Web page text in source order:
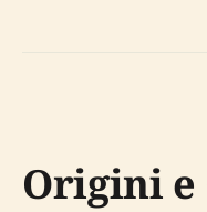
Origini e